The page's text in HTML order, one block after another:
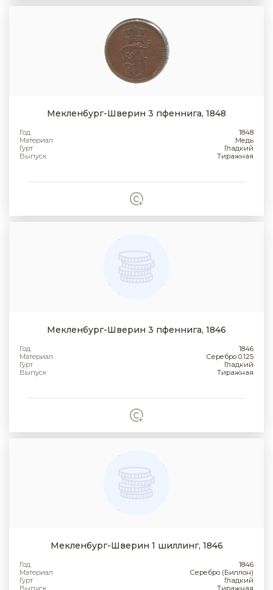
Мекленбург-Шверин 3 пфеннига, 1848
Год
1848
Материал
Медь
Гурт
Гладкий
Выпуск
Тиражная
Мекленбург-Шверин 3 пфеннига, 1846
Год
1846
Материал
Серебро 0.125
Гурт
Гладкий
Выпуск
Тиражная
Мекленбург-Шверин 1 шиллинг, 1846
Год
1846
Материал
Серебро (Биллон)
Гурт
Гладкий